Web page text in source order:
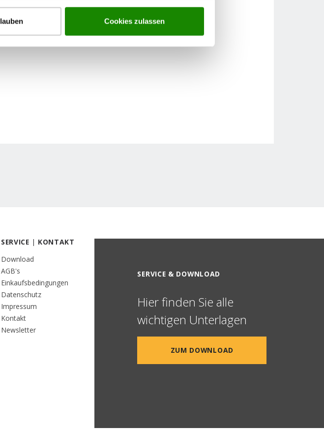
Cookies zulassen
SERVICE | KONTAKT
Download
AGB's
Einkaufsbedingungen
Datenschutz
Impressum
Kontakt
Newsletter
SERVICE & DOWNLOAD
Hier finden Sie alle
wichtigen Unterlagen
ZUM DOWNLOAD